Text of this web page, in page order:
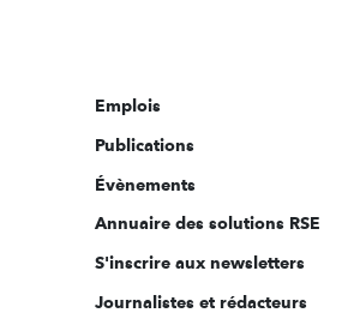
Emplois
Publications
Évènements
Annuaire des solutions RSE
S'inscrire aux newsletters
Journalistes et rédacteurs